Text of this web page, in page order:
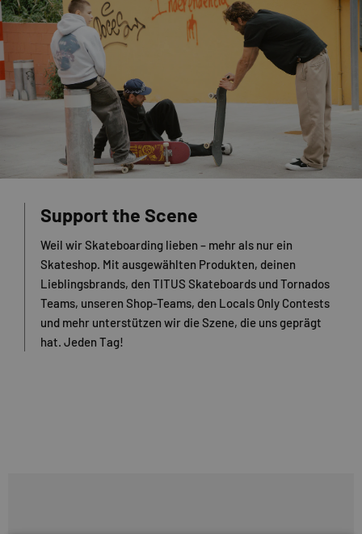
Support the Scene
Weil wir Skateboarding lieben – mehr als nur ein
Skateshop. Mit ausgewählten Produkten, deinen
Lieblingsbrands, den TITUS Skateboards und Tornados
Teams, unseren Shop-Teams, den Locals Only Contests
und mehr unterstützen wir die Szene, die uns geprägt
hat. Jeden Tag!